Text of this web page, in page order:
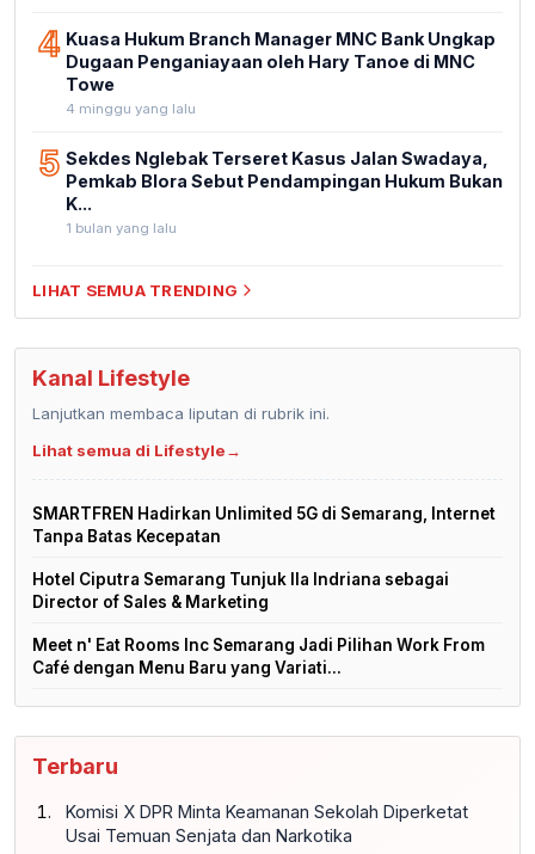
4 Kuasa Hukum Branch Manager MNC Bank Ungkap
Dugaan Penganiayaan oleh Hary Tanoe di MNC
Towe
4 minggu yang lalu
5 Sekdes Nglebak Terseret Kasus Jalan Swadaya,
Pemkab Blora Sebut Pendampingan Hukum Bukan
K...
1 bulan yang lalu
LIHAT SEMUA TRENDING
Kanal Lifestyle
Lanjutkan membaca liputan di rubrik ini.
Lihat semua di Lifestyle→
SMARTFREN Hadirkan Unlimited 5G di Semarang, Internet
Tanpa Batas Kecepatan
Hotel Ciputra Semarang Tunjuk Ila Indriana sebagai
Director of Sales & Marketing
Meet n' Eat Rooms Inc Semarang Jadi Pilihan Work From
Café dengan Menu Baru yang Variati...
Terbaru
Komisi X DPR Minta Keamanan Sekolah Diperketat
Usai Temuan Senjata dan Narkotika